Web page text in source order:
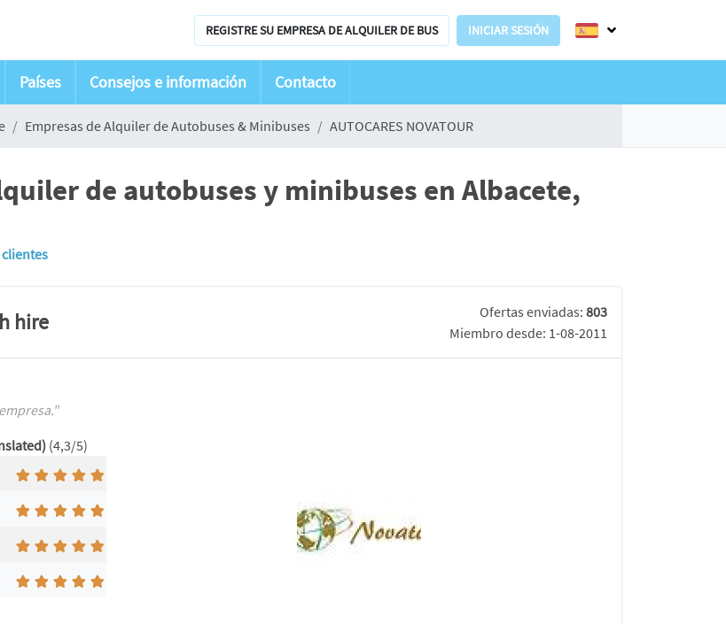
REGISTRE SU EMPRESA DE ALQUILER DE BUS INICIAR SESIÓN
Países Consejos e información Contacto
Empresas de Alquiler de Autobuses & Minibuses AUTOCARES NOVATOUR
de autobuses y minibuses en Albacete,
hire Ofertas enviadas: 803
Miembro desde: 1-08-2011
(4,3/5)